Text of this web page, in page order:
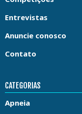
Entrevistas
Anuncie conosco
Contato
CATEGORIAS
Apneia